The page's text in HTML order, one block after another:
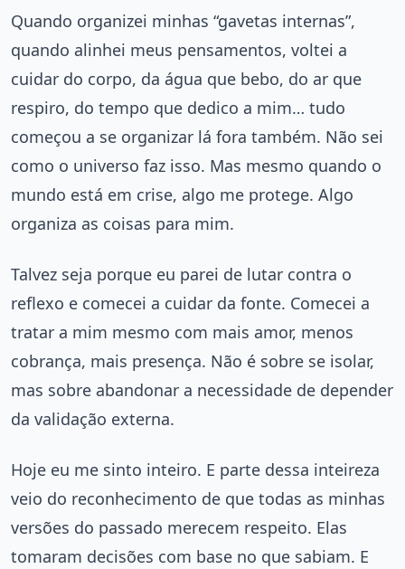
Quando organizei minhas “gavetas internas”,
quando alinhei meus pensamentos, voltei a
cuidar do corpo, da água que bebo, do ar que
respiro, do tempo que dedico a mim… tudo
começou a se organizar lá fora também. Não sei
como o universo faz isso. Mas mesmo quando o
mundo está em crise, algo me protege. Algo
organiza as coisas para mim.
Talvez seja porque eu parei de lutar contra o
reflexo e comecei a cuidar da fonte. Comecei a
tratar a mim mesmo com mais amor, menos
cobrança, mais presença. Não é sobre se isolar,
mas sobre abandonar a necessidade de depender
da validação externa.
Hoje eu me sinto inteiro. E parte dessa inteireza
veio do reconhecimento de que todas as minhas
versões do passado merecem respeito. Elas
tomaram decisões com base no que sabiam. E